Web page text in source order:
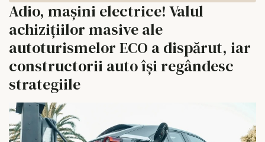
Adio, mașini electrice! Valul
achizițiilor masive ale
autoturismelor ECO a dispărut, iar
constructorii auto își regândesc
strategiile